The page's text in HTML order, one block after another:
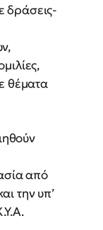
δράσεις-
θέματα
από
την υπ’